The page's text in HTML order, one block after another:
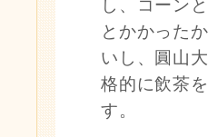
し、コーン
とかかった
いし、圓山
格的に飲茶
す。